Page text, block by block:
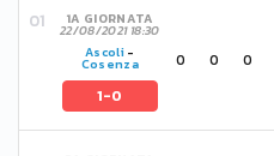
1A GIORNATA
22/08/2021 18:30
Ascoli -
Cosenza
1-0
0 0 0